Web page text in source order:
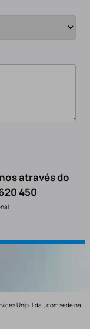
através do
450
Unip. Lda., com sede na